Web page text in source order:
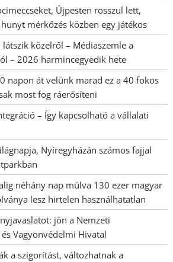
Újpesten rosszul lett,
mérkőzés közben egy játékos
közelről – Médiaszemle a
– 2026 harmincegyedik hete
napon át velünk marad ez a 40 fokos
most fog ráerősíteni
– Így kapcsolható a vállalati
Nyíregyházán számos fajjal
néhány nap múlva 130 ezer magyar
lesz hirtelen használhatatlan
jön a Nemzeti
Vagyonvédelmi Hivatal
a szigorítást, változhatnak a